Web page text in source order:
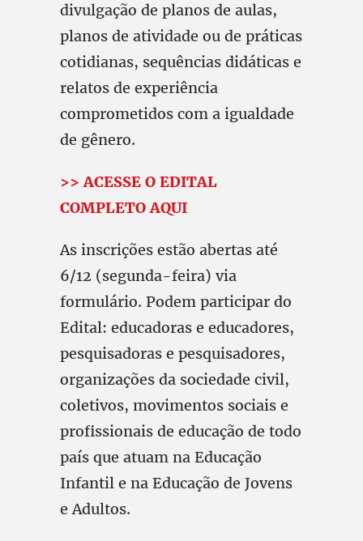
divulgação de planos de aulas,
planos de atividade ou de práticas
cotidianas, sequências didáticas e
relatos de experiência
comprometidos com a igualdade
de gênero.
>> ACESSE O EDITAL
COMPLETO AQUI
As inscrições estão abertas até
6/12 (segunda-feira) via
formulário. Podem participar do
Edital: educadoras e educadores,
pesquisadoras e pesquisadores,
organizações da sociedade civil,
coletivos, movimentos sociais e
profissionais de educação de todo
país que atuam na Educação
Infantil e na Educação de Jovens
e Adultos.